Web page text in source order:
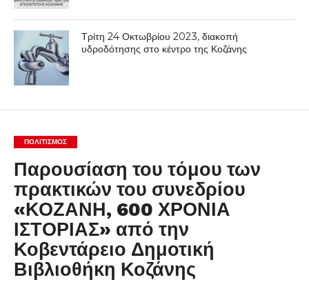
Τρίτη 24 Οκτωβρίου 2023, διακοπή
υδροδότησης στο κέντρο της Κοζάνης
ΠΟΛΙΤΙΣΜΌΣ
Παρουσίαση του τόμου των
πρακτικών του συνεδρίου
«ΚΟΖΑΝΗ, 600 ΧΡΟΝΙΑ
ΙΣΤΟΡΙΑΣ» από την
Κοβεντάρειο Δημοτική
Βιβλιοθήκη Κοζάνης